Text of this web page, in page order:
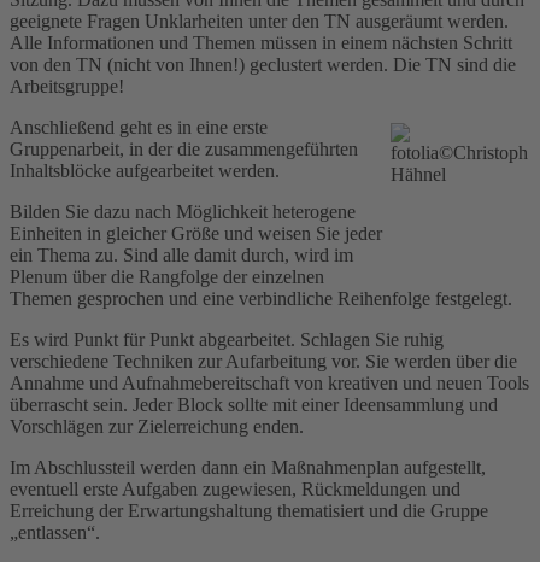
geeignete Fragen Unklarheiten unter den TN ausgeräumt werden.
Alle Informationen und Themen müssen in einem nächsten Schritt
von den TN (nicht von Ihnen!) geclustert werden. Die TN sind die
Arbeitsgruppe!
Anschließend geht es in eine erste
Gruppenarbeit, in der die zusammengeführten
Inhaltsblöcke aufgearbeitet werden.
Bilden Sie dazu nach Möglichkeit heterogene
Einheiten in gleicher Größe und weisen Sie jeder
ein Thema zu. Sind alle damit durch, wird im
Plenum über die Rangfolge der einzelnen
Themen gesprochen und eine verbindliche Reihenfolge festgelegt.
Es wird Punkt für Punkt abgearbeitet. Schlagen Sie ruhig
verschiedene Techniken zur Aufarbeitung vor. Sie werden über die
Annahme und Aufnahmebereitschaft von kreativen und neuen Tools
überrascht sein. Jeder Block sollte mit einer Ideensammlung und
Vorschlägen zur Zielerreichung enden.
Im Abschlussteil werden dann ein Maßnahmenplan aufgestellt,
eventuell erste Aufgaben zugewiesen, Rückmeldungen und
Erreichung der Erwartungshaltung thematisiert und die Gruppe
„entlassen“.